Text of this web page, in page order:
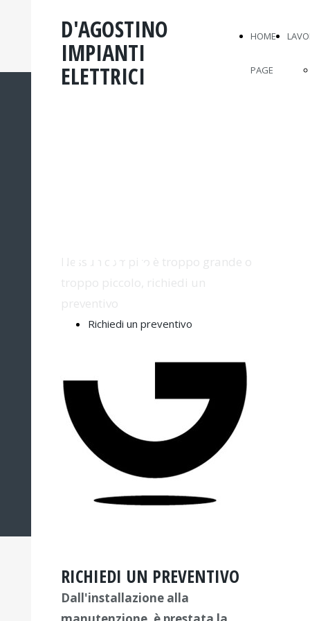
D'AGOSTINO
IMPIANTI
ELETTRICI
HOME
PAGE
LOCALE
Nessun compito è troppo grande o
troppo piccolo, richiedi un
preventivo
Richiedi un preventivo
RICHIEDI UN PREVENTIVO
Dall'installazione alla